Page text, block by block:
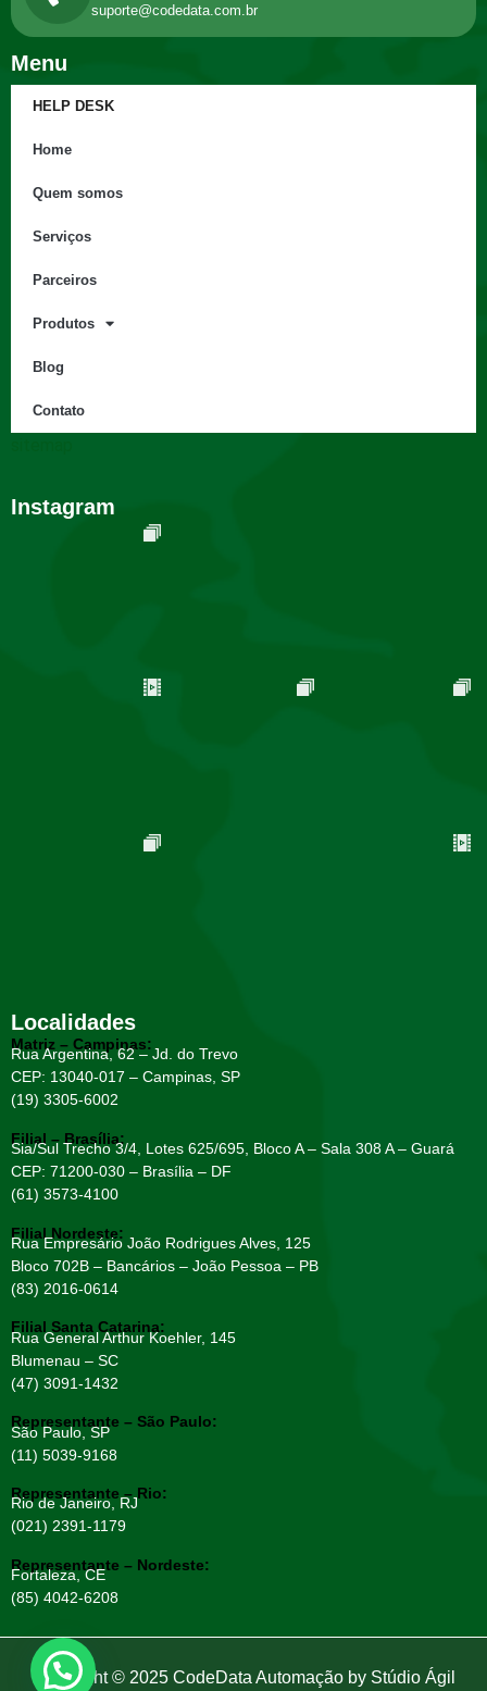
suporte@codedata.com.br
Menu
HELP DESK
Home
Quem somos
Serviços
Parceiros
Produtos
Blog
Contato
Instagram
Localidades
Matriz – Campinas:
Rua Argentina, 62 – Jd. do Trevo
CEP: 13040-017 – Campinas, SP
(19) 3305-6002
Filial – Brasília:
Sia/Sul Trecho 3/4, Lotes 625/695, Bloco A – Sala 308 A – Guará
CEP: 71200-030 – Brasília – DF
(61) 3573-4100
Filial Nordeste:
Rua Empresário João Rodrigues Alves, 125
Bloco 702B – Bancários – João Pessoa – PB
(83) 2016-0614
Filial Santa Catarina:
Rua General Arthur Koehler, 145
Blumenau – SC
(47) 3091-1432
Representante – São Paulo:
São Paulo, SP
(11) 5039-9168
Representante – Rio:
Rio de Janeiro, RJ
(021) 2391-1179
Representante – Nordeste:
Fortaleza, CE
(85) 4042-6208
Copyright © 2025 CodeData Automação by Stúdio Ágil